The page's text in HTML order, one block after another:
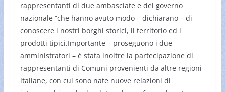
rappresentanti di due ambasciate e del governo
nazionale “che hanno avuto modo – dichiarano – di
conoscere i nostri borghi storici, il territorio ed i
prodotti tipici.Importante – proseguono i due
amministratori – è stata inoltre la partecipazione di
rappresentanti di Comuni provenienti da altre regioni
italiane, con cui sono nate nuove relazioni di